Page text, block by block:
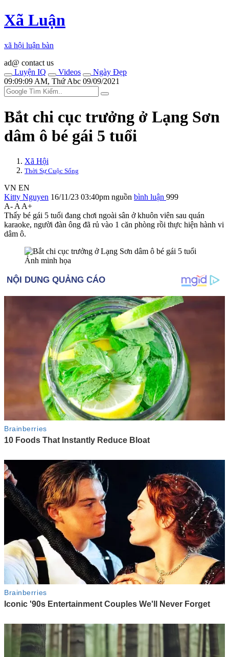
Xã Luận
xã hội luận bàn
ad@ contact us
Luyện IQ
Videos
Ngày Đẹp
09:09:09 AM, Thứ Abc 09/09/2021
Bắt chi cục trưởng ở Lạng Sơn
dâ‌m ô bé gái 5 tuổi
Xã Hội
Thời Sự Cuộc Sống
VN EN
Kitty Nguyen 16/11/23 03:40pm nguồn bình luận 999
A- A A+
Thấy bé gái 5 tuổi đang chơi ngoài sân ở khuôn viên sau quán
karaoke, người đàn ông đã rủ vào 1 căn phòng rồi thực hiện hành vi
dâ‌m ô.
Ảnh minh họa